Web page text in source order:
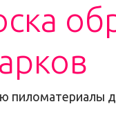
пиломатериалы